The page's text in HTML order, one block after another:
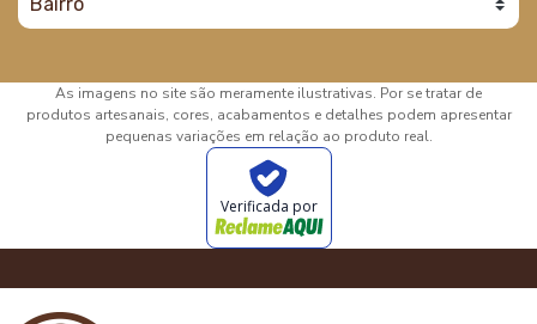
As imagens no site são meramente ilustrativas. Por se tratar de
produtos artesanais, cores, acabamentos e detalhes podem apresentar
pequenas variações em relação ao produto real.
Verificada por